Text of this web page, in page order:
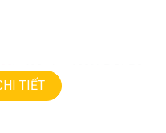
), 400 nits, 100% DCI-P3.
TIẾT